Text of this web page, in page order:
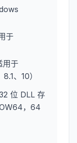
于
用于
、10）
位 DLL 存
，64